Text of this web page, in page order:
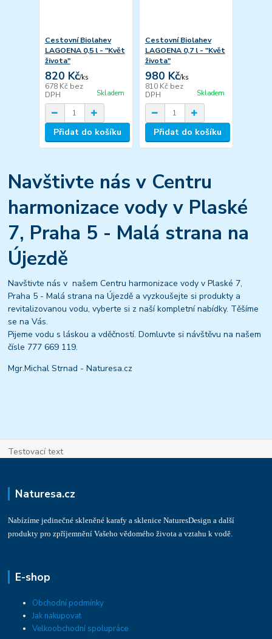
Cestovní Biolahev
LAGOENA 0,5 l - "Květ
života"
820 Kč/ks
678 Kč bez
DPH
Skladem
Přidat do košíku
Cestovní Biolahev
LAGOENA 0,7 l - "Květ
života"
980 Kč/ks
810 Kč bez
DPH
Skladem
Přidat do košíku
Navštivte nás v Centru
harmonizace vody v Plaské
7, Praha 5 - Malá strana na
Újezdě
Navštivte nás v našem Centru harmonizace vody v Plaské 7,
Praha 5 - Malá strana na Újezdě a vyzkoušejte si produkty a
revitalizovanou vodu, vyberte si z naší kompletní nabídky. Těšíme
se na Vás.
Pijeme vodu s láskou a vděčností. Domluvte si návštěvu na našem
čísle 777 669 119.
Mgr.Michal Strnad - Naturesa.cz
Testovací text
Naturesa.cz
Nabízíme jedinečné skleněné karafy a sklenice NaturesDesign a další
produkty pro zpříjemnění Vašeho vědomého života a vztahu k vodě.
E-shop
Obchodní podmínky
Jak nakupovat
Velkoobchodní spolupráce